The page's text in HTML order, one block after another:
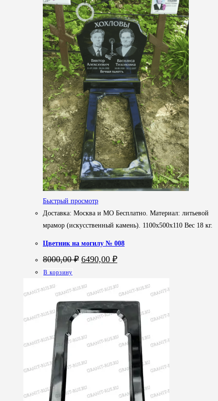
Быстрый просмотр
Доставка: Москва и МО Бесплатно. Материал: литьевой
мрамор (искусственный камень). 1100х500х110 Вес 18 кг.
Цветник на могилу № 008
8000,00₽ Первоначальная
8000,00 ₽.
6490,00 ₽Текущая
В корзину